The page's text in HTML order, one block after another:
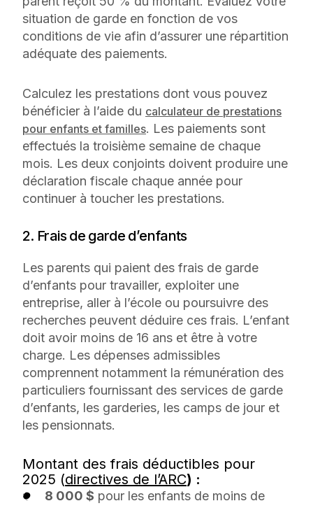
situation de garde en fonction de vos
conditions de vie afin d’assurer une répartition
adéquate des paiements.
Calculez les prestations dont vous pouvez
bénéficier à l’aide du calculateur de prestations
pour enfants et familles. Les paiements sont
effectués la troisième semaine de chaque
mois. Les deux conjoints doivent produire une
déclaration fiscale chaque année pour
continuer à toucher les prestations.
2. Frais de garde d’enfants
Les parents qui paient des frais de garde
d’enfants pour travailler, exploiter une
entreprise, aller à l’école ou poursuivre des
recherches peuvent déduire ces frais. L’enfant
doit avoir moins de 16 ans et être à votre
charge. Les dépenses admissibles
comprennent notamment la rémunération des
particuliers fournissant des services de garde
d’enfants, les garderies, les camps de jour et
les pensionnats.
Montant des frais déductibles pour
2025 (directives de l’ARC) :
8 000 $ pour les enfants de moins de